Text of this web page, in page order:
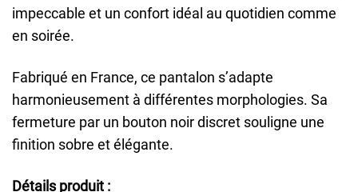
impeccable et un confort idéal au quotidien comme
en soirée.
Fabriqué en France, ce pantalon s’adapte
harmonieusement à différentes morphologies. Sa
fermeture par un bouton noir discret souligne une
finition sobre et élégante.
Détails produit :